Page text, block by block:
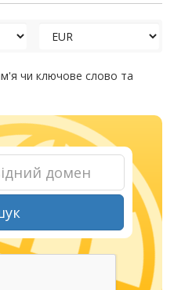
чи ключове слово та